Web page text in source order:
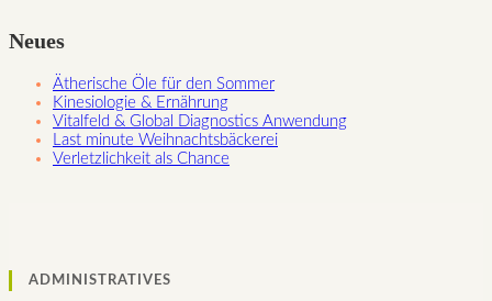
Neues
Ätherische Öle für den Sommer
Kinesiologie & Ernährung
Vitalfeld & Global Diagnostics Anwendung
Last minute Weihnachtsbäckerei
Verletzlichkeit als Chance
ADMINISTRATIVES